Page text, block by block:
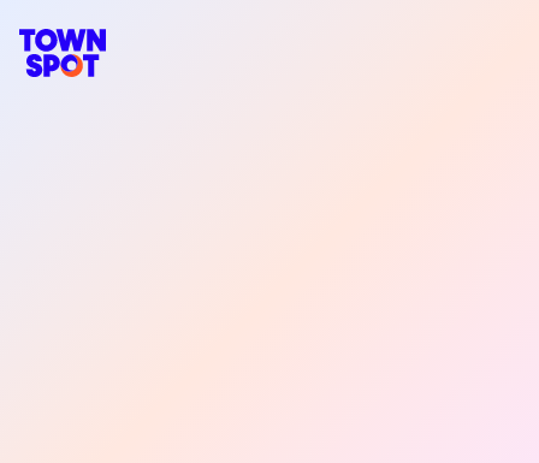
d'esdeveniments locals de TownSpot